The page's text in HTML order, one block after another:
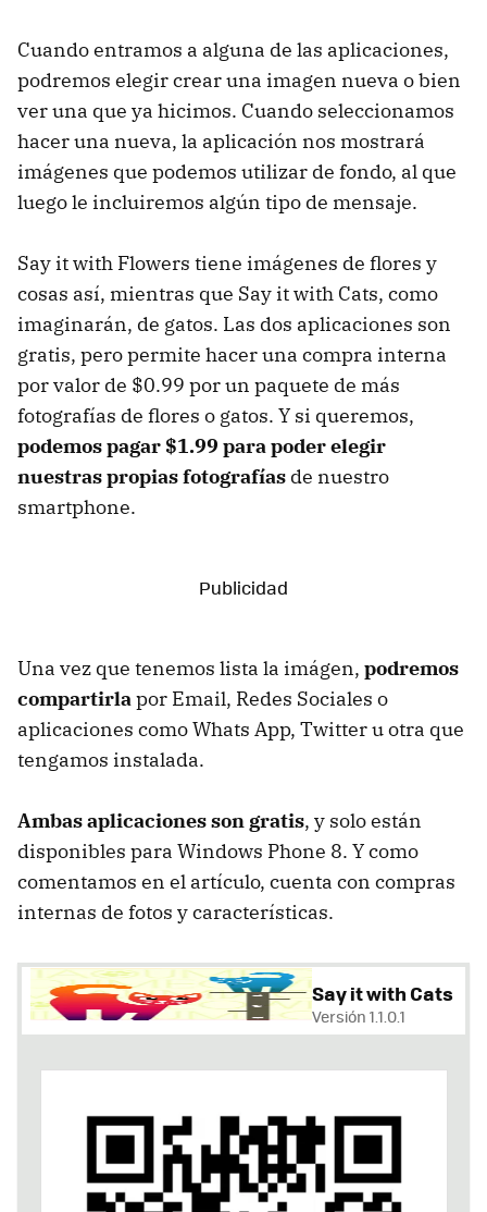
Cuando entramos a alguna de las aplicaciones,
podremos elegir crear una imagen nueva o bien
ver una que ya hicimos. Cuando seleccionamos
hacer una nueva, la aplicación nos mostrará
imágenes que podemos utilizar de fondo, al que
luego le incluiremos algún tipo de mensaje.
Say it with Flowers tiene imágenes de flores y
cosas así, mientras que Say it with Cats, como
imaginarán, de gatos. Las dos aplicaciones son
gratis, pero permite hacer una compra interna
por valor de $0.99 por un paquete de más
fotografías de flores o gatos. Y si queremos,
podemos pagar $1.99 para poder elegir
nuestras propias fotografías de nuestro
smartphone.
Una vez que tenemos lista la imágen, podremos
compartirlapor Email, Redes Sociales o
aplicaciones como Whats App, Twitter u otra que
tengamos instalada.
Ambas aplicaciones son gratis, y solo están
disponibles para Windows Phone 8. Y como
comentamos en el artículo, cuenta con compras
internas de fotos y características.
Say it with Cats
Versión 1.1.0.1